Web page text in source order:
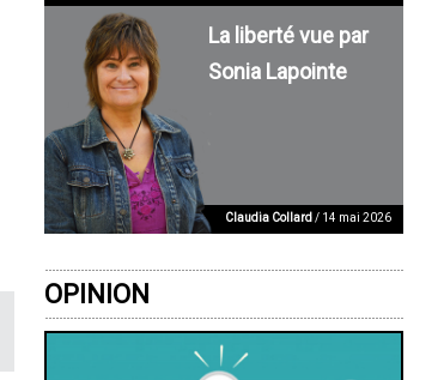
La liberté vue par
Sonia Lapointe
Claudia Collard/ 14 mai 2026
OPINION